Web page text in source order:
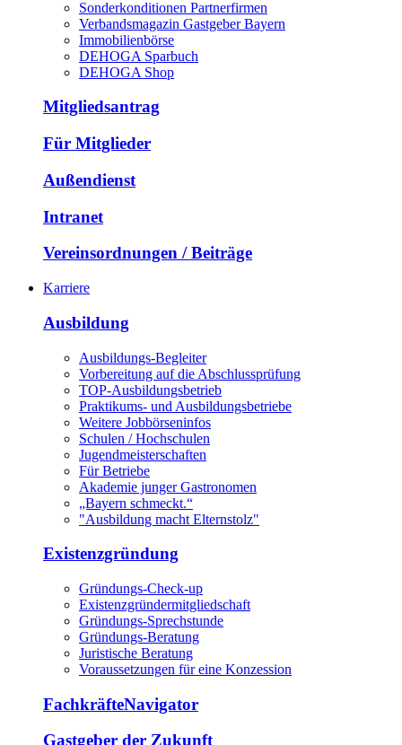
Sonderkonditionen Partnerfirmen
Verbandsmagazin Gastgeber Bayern
Immobilienbörse
DEHOGA Sparbuch
DEHOGA Shop
Mitgliedsantrag
Für Mitglieder
Außendienst
Intranet
Vereinsordnungen / Beiträge
Karriere
Ausbildung
Ausbildungs-Begleiter
Vorbereitung auf die Abschlussprüfung
TOP-Ausbildungsbetrieb
Praktikums- und Ausbildungsbetriebe
Weitere Jobbörseninfos
Schulen / Hochschulen
Jugendmeisterschaften
Für Betriebe
Akademie junger Gastronomen
„Bayern schmeckt.“
"Ausbildung macht Elternstolz"
Existenzgründung
Gründungs-Check-up
Existenzgründermitgliedschaft
Gründungs-Sprechstunde
Gründungs-Beratung
Juristische Beratung
Voraussetzungen für eine Konzession
FachkräfteNavigator
Gastgeber der Zukunft